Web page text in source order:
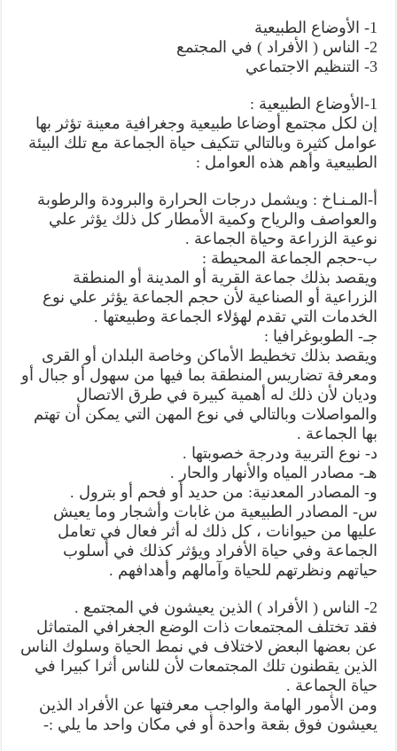
1- الأوضاع الطبيعية
2- الناس ( الأفراد ) في المجتمع
3- التنظيم الاجتماعي
1-الأوضاع الطبيعية :
إن لكل مجتمع أوضاعا طبيعية وجغرافية معينة تؤثر بها
عوامل كثيرة وبالتالي تتكيف حياة الجماعة مع تلك البيئة
الطبيعية وأهم هذه العوامل :
أ-المـنـاخ : ويشمل درجات الحرارة والبرودة والرطوبة
والعواصف والرياح وكمية الأمطار كل ذلك يؤثر علي
نوعية الزراعة وحياة الجماعة .
ب-حجم الجماعة المحيطة :
ويقصد بذلك جماعة القرية أو المدينة أو المنطقة
الزراعية أو الصناعية لأن حجم الجماعة يؤثر علي نوع
الخدمات التي تقدم لهؤلاء الجماعة وطبيعتها .
جـ- الطوبوغرافيا :
ويقصد بذلك تخطيط الأماكن وخاصة البلدان أو القرى
ومعرفة تضاريس المنطقة بما فيها من سهول أو جبال أو
وديان لأن ذلك له أهمية كبيرة في طرق الاتصال
والمواصلات وبالتالي في نوع المهن التي يمكن أن تهتم
بها الجماعة .
د- نوع التربية ودرجة خصوبتها .
هـ- مصادر المياه والأنهار والحار .
و- المصادر المعدنية: من حديد أو فحم أو بترول .
س- المصادر الطبيعية من غابات وأشجار وما يعيش
عليها من حيوانات ، كل ذلك له أثر فعال في تعامل
الجماعة وفي حياة الأفراد ويؤثر كذلك في أسلوب
حياتهم ونظرتهم للحياة وآمالهم وأهدافهم .
2- الناس ( الأفراد ) الذين يعيشون في المجتمع .
فقد تختلف المجتمعات ذات الوضع الجغرافي المتماثل
عن بعضها البعض لاختلاف في نمط الحياة وسلوك الناس
الذين يقطنون تلك المجتمعات لأن للناس أثرا كبيرا في
حياة الجماعة .
ومن الأمور الهامة والواجب معرفتها عن الأفراد الذين
يعيشون فوق بقعة واحدة أو في مكان واحد ما يلي :-